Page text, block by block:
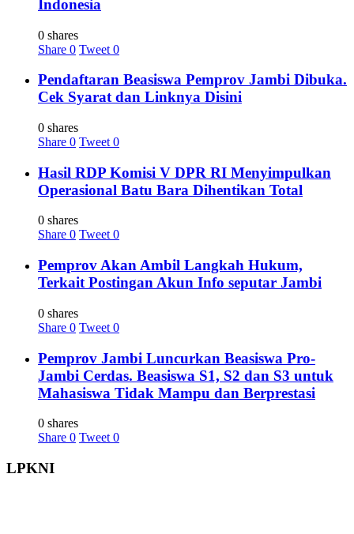
Indonesia
0 shares
Share 0 Tweet 0
Pendaftaran Beasiswa Pemprov Jambi Dibuka.
Cek Syarat dan Linknya Disini
0 shares
Share 0 Tweet 0
Hasil RDP Komisi V DPR RI Menyimpulkan
Operasional Batu Bara Dihentikan Total
0 shares
Share 0 Tweet 0
Pemprov Akan Ambil Langkah Hukum,
Terkait Postingan Akun Info seputar Jambi
0 shares
Share 0 Tweet 0
Pemprov Jambi Luncurkan Beasiswa Pro-
Jambi Cerdas. Beasiswa S1, S2 dan S3 untuk
Mahasiswa Tidak Mampu dan Berprestasi
0 shares
Share 0 Tweet 0
LPKNI